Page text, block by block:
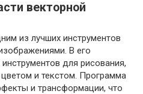
векторной
из лучших инструментов
В его
для рисования,
и текстом. Программа
и трансформации, что